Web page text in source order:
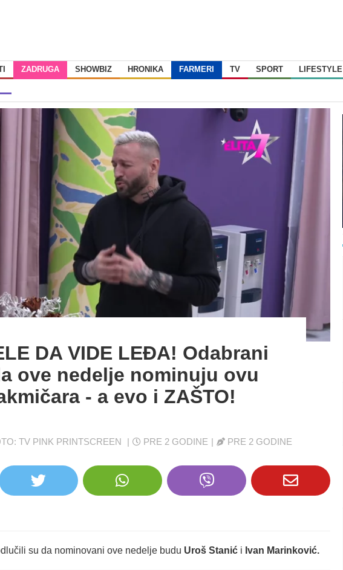
ZADRUGA SHOWBIZ HRONIKA FARMERI TV SPORT LIFESTYLE
DA VIDE LEĐA! Odabrani
ove nedelje nominuju ovu
- a evo i ZAŠTO!
TV PINK PRINTSCREEN | PRE 2 GODINE | PRE 2 GODINE
su da nominovani ove nedelje budu Uroš Stanić i Ivan Marinković.